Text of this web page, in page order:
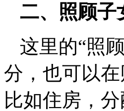
二、照顾子
这里的“照
分，也可以
比如住房，